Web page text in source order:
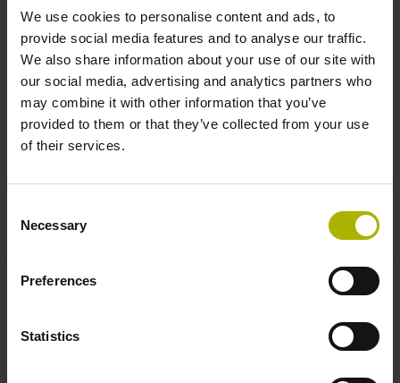
We use cookies to personalise content and ads, to
provide social media features and to analyse our traffic.
We also share information about your use of our site with
our social media, advertising and analytics partners who
may combine it with other information that you’ve
provided to them or that they’ve collected from your use
of their services.
Selection
Necessary
Preferences
Statistics
Lösungen und Services für die Digitale Werkstatt,
den Digitalen Zwilling und die Automatisierung
Anwenderfreundliche Funktionen für die
HEIDENHAIN Fräs- und Drehsteuerungen
Messgeräte mit Mehrwert für höhere
Prozesssicherheit
ETEL